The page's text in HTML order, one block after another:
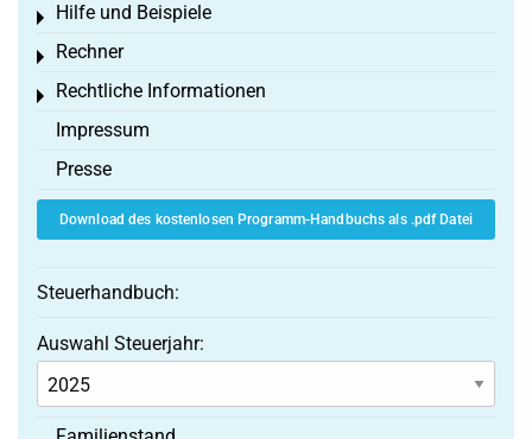
Hilfe und Beispiele
Toggle menu
Rechner
Toggle menu
Rechtliche Informationen
Toggle menu
Impressum
Presse
Download des kostenlosen Programm-Handbuchs als .pdf Datei
Steuerhandbuch:
Auswahl Steuerjahr: